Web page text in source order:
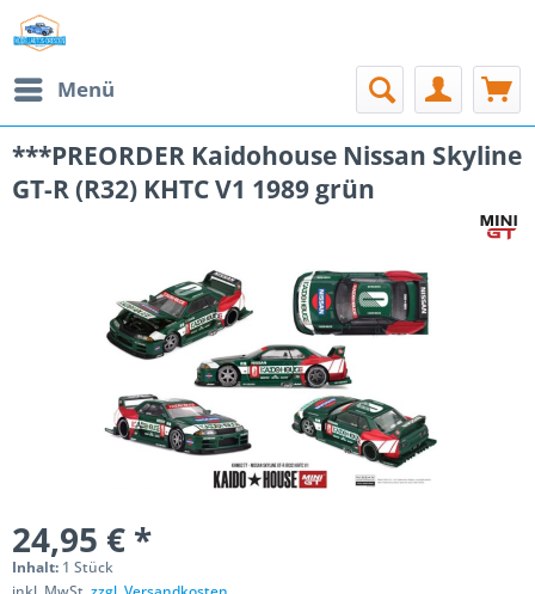
Menü
***PREORDER Kaidohouse Nissan Skyline
GT-R (R32) KHTC V1 1989 grün
24,95 € *
Inhalt: 1 Stück